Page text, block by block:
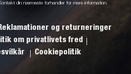
din nærmeste forhandler for mere information.
og returneringer
om privatlivets fred
Cookiepolitik